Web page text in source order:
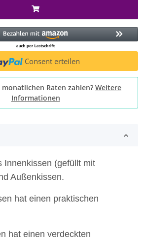
Consent erteilen
Raten zahlen? Weitere
Informationen
Innenkissen (gefüllt mit
Außenkissen.
hat einen praktischen
hat einen verdeckten